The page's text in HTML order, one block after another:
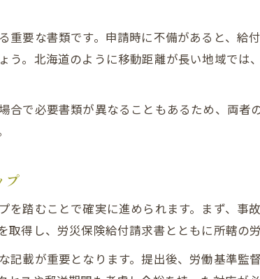
要な書類です。申請時に不備があると、給
う。北海道のように移動距離が長い地域では
合で必要書類が異なることもあるため、両
プ
踏むことで確実に進められます。まず、事
得し、労災保険給付請求書とともに所轄の
記載が重要となります。提出後、労働基準監